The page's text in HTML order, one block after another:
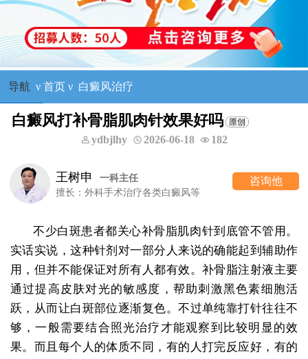
导航 ν 首页ν 白癜风治疗
白癜风打补骨脂肌肉针效果好吗
ydbjlhy 2026-06-18 182
王树申
一科主任
擅长：外科手术治疗各类白癜风等
咨询他
不少白斑患者都关心补骨脂肌肉针到底管不管用。
实话实说，这种针剂对一部分人来说的确能起到辅助作
用，但并不能保证对所有人都有效。补骨脂注射液主要
通过提高皮肤对光的敏感度，帮助刺激黑色素细胞活
跃，从而让白斑部位逐渐复色。不过单纯靠打针往往不
够，一般需要结合照光治疗才能观察到比较明显的效
果。而且每个人的体质不同，有的人打完反应好，有的